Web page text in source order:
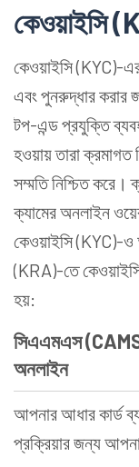
কেওয়াইসি
কেওয়াইসি (KYC)-
এবং পুনরুদ্ধার
টপ-এন্ড প্রযুক্তি
হওয়ায় তারা ক্রমাগত
সম্মতি নিশ্চিত করে।
ক্যামের অনলাইন
কেওয়াইসি (KYC)-
(KRA)-তে
হয়:
সিএএমএস
অনলাইন
আপনার আধার কার্ড
প্রক্রিয়ার জন্য